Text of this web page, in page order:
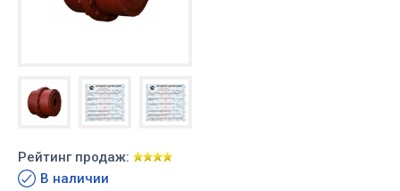
Рейтинг продаж:
В наличии